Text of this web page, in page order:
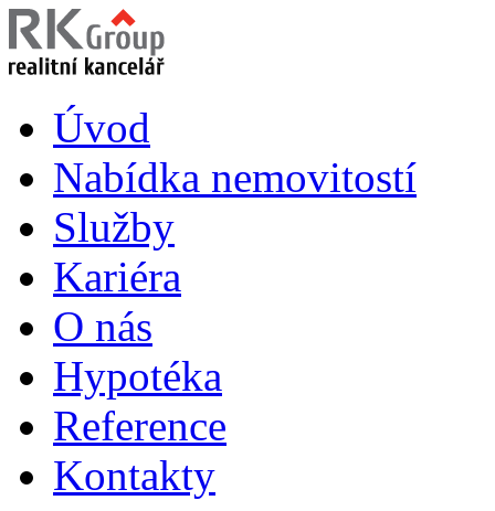
Úvod
Nabídka nemovitostí
Služby
Kariéra
O nás
Hypotéka
Reference
Kontakty